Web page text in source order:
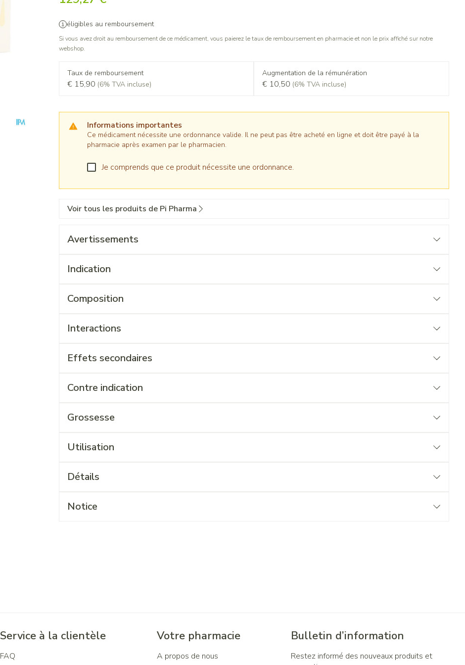
éligibles au remboursement
Si vous avez droit au remboursement de ce médicament, vous paierez le taux de remboursement en pharmacie et non le prix affiché sur notre
webshop.
Taux de remboursement
€ 15,90 (6% TVA incluse)
Augmentation de la rémunération
€ 10,50 (6% TVA incluse)
Informations importantes
Ce médicament nécessite une ordonnance valide. Il ne peut pas être acheté en ligne et doit être payé à la
pharmacie après examen par le pharmacien.
Je comprends que ce produit nécessite une ordonnance.
Voir tous les produits de Pi Pharma
Avertissements
Indication
Composition
Interactions
Effets secondaires
Contre indication
Grossesse
Utilisation
Détails
Notice
Service à la clientèle
FAQ
Votre pharmacie
A propos de nous
Bulletin d’information
Restez informé des nouveaux produits et